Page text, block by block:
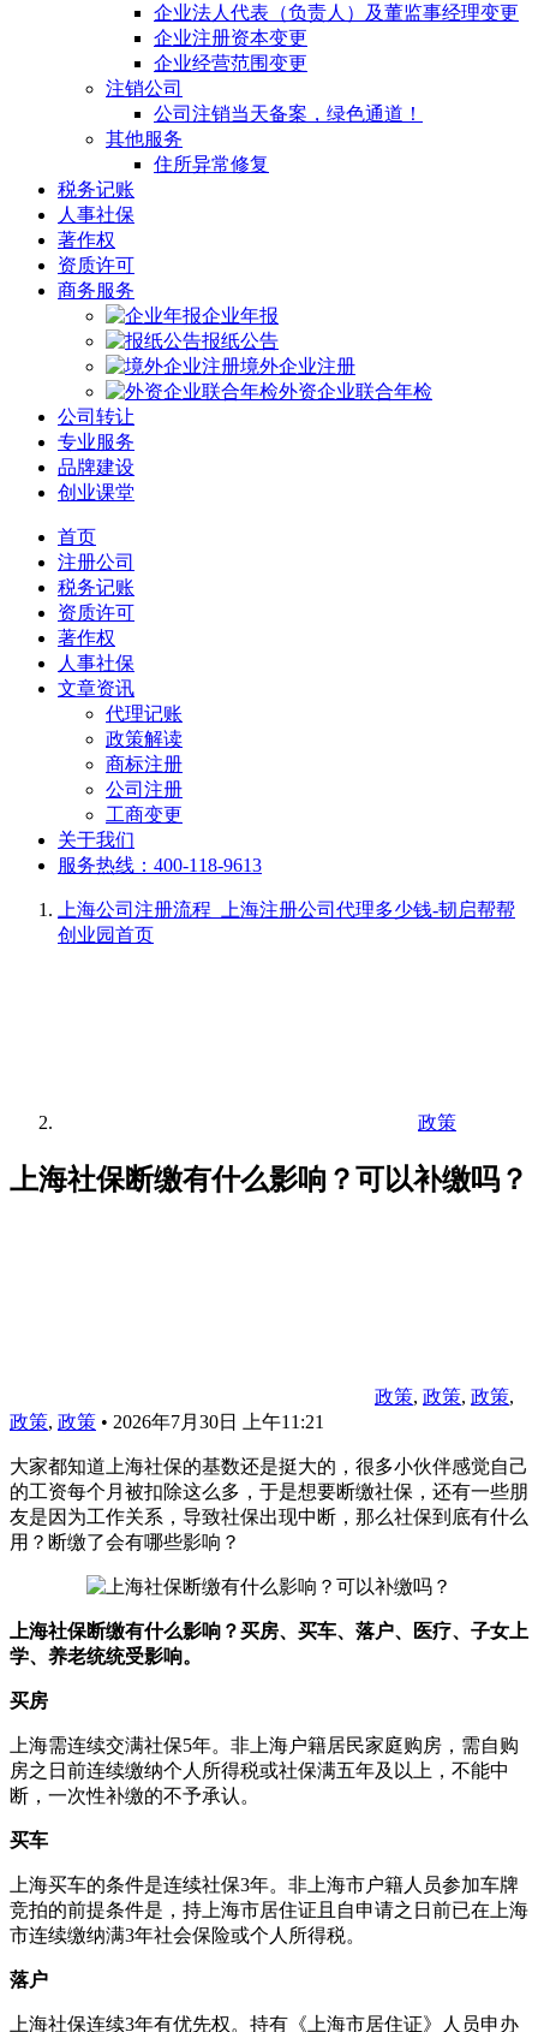
企业法人代表（负责人）及董监事经理变更
企业注册资本变更
企业经营范围变更
注销公司
公司注销当天备案，绿色通道！
其他服务
住所异常修复
税务记账
人事社保
著作权
资质许可
商务服务
企业年报
报纸公告
境外企业注册
外资企业联合年检
公司转让
专业服务
品牌建设
创业课堂
首页
注册公司
税务记账
资质许可
著作权
人事社保
文章资讯
代理记账
政策解读
商标注册
公司注册
工商变更
关于我们
服务热线：400-118-9613
上海公司注册流程_上海注册公司代理多少钱-韧启帮帮
创业园首页
政策
上海社保断缴有什么影响？可以补缴吗？
政策, 政策, 政策,
政策, 政策 • 2026年7月30日 上午11:21
大家都知道上海社保的基数还是挺大的，很多小伙伴感觉自己
的工资每个月被扣除这么多，于是想要断缴社保，还有一些朋
友是因为工作关系，导致社保出现中断，那么社保到底有什么
用？断缴了会有哪些影响？
上海社保断缴有什么影响？买房、买车、落户、医疗、子女上
学、养老统统受影响。
买房
上海需连续交满社保5年。非上海户籍居民家庭购房，需自购
房之日前连续缴纳个人所得税或社保满五年及以上，不能中
断，一次性补缴的不予承认。
买车
上海买车的条件是连续社保3年。非上海市户籍人员参加车牌
竞拍的前提条件是，持上海市居住证且自申请之日前已在上海
市连续缴纳满3年社会保险或个人所得税。
落户
上海社保连续3年有优先权。持有《上海市居住证》人员申办